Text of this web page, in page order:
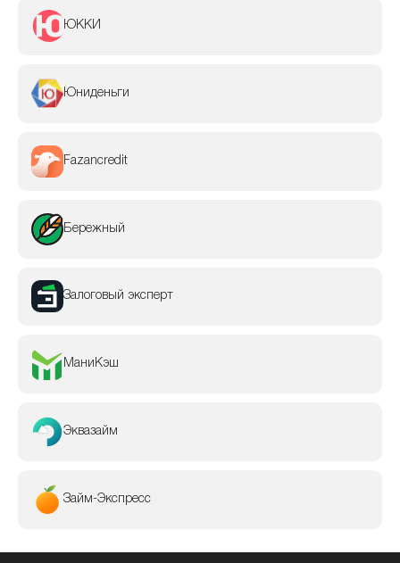
ЮККИ
Юниденьги
Fazancredit
Бережный
Залоговый эксперт
МаниКэш
Эквазайм
Займ-Экспресс